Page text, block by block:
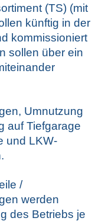
(TS) (mit
künftig in der
kommissioniert
sollen über ein
Umnutzung
auf Tiefgarage
und LKW‐
/
werden
des Betriebs je